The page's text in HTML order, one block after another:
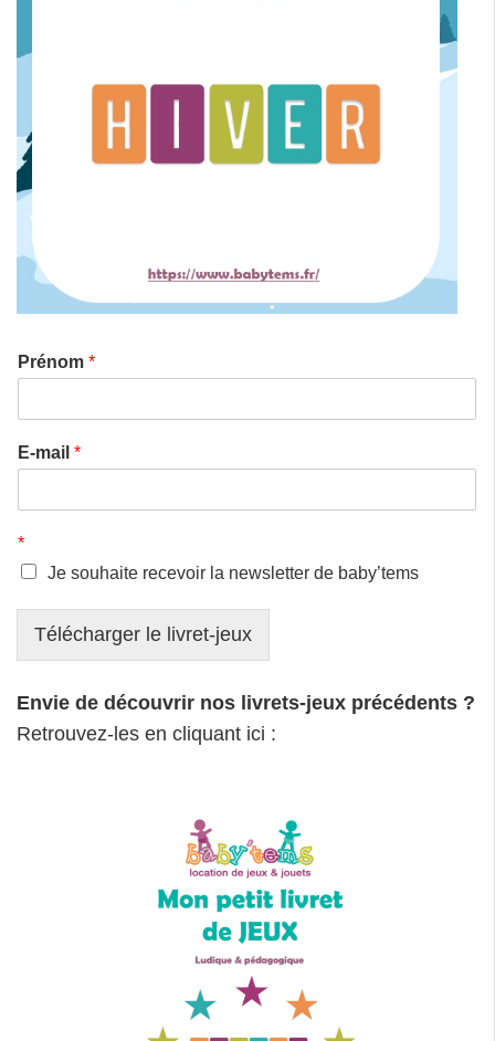
Prénom *
E-mail *
*
Je souhaite recevoir la newsletter de baby’tems
Télécharger le livret-jeux
Envie de découvrir nos livrets-jeux précédents ?
Retrouvez-les en cliquant ici :